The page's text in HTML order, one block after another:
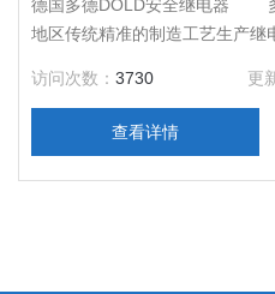
德国多德DOLD安全继电器
地区传统精准的制造工艺生产继
访问次数：3730 更
查看详情